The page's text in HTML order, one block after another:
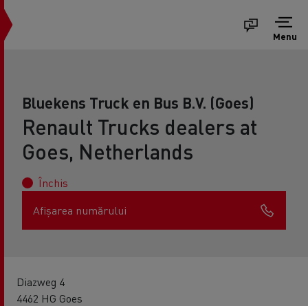
Menu
Bluekens Truck en Bus B.V. (Goes)
Renault Trucks dealers at
Goes, Netherlands
Închis
Afișarea numărului
Diazweg 4
4462 HG Goes